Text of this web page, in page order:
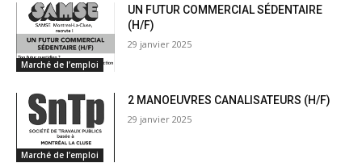
Marché de l’emploi
UN FUTUR COMMERCIAL SÉDENTAIRE
(H/F)
29 janvier 2025
Marché de l’emploi
2 MANOEUVRES CANALISATEURS (H/F)
29 janvier 2025